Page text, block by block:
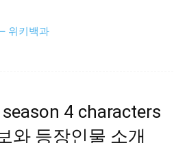
위키백과
4 characters
와 등장인물 소개